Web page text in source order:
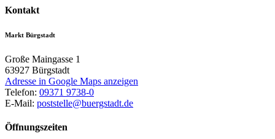
Kontakt
Markt Bürgstadt
Große Maingasse 1
63927 Bürgstadt
Adresse in Google Maps anzeigen
Telefon: 09371 9738-0
E-Mail: poststelle@buergstadt.de
Öffnungszeiten